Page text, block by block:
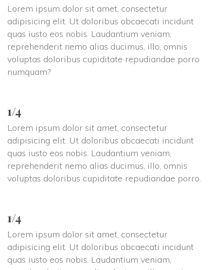
Lorem ipsum dolor sit amet, consectetur
adipisicing elit. Ut doloribus obcaecati incidunt
quas iusto eos nobis. Laudantium veniam,
reprehenderit nemo alias ducimus, illo, omnis
voluptas doloribus cupiditate repudiandae porro
numquam?
1/4
Lorem ipsum dolor sit amet, consectetur
adipisicing elit. Ut doloribus obcaecati incidunt
quas iusto eos nobis. Laudantium veniam,
reprehenderit nemo alias ducimus, illo, omnis
voluptas doloribus cupiditate repudiandae porro.
1/4
Lorem ipsum dolor sit amet, consectetur
adipisicing elit. Ut doloribus obcaecati incidunt
quas iusto eos nobis. Laudantium veniam,